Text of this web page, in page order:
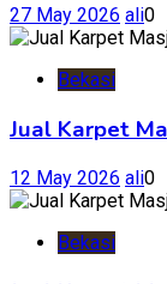
27 May 2026 ali0
Bekasi
Jual Karpet
12 May 2026 ali0
Bekasi